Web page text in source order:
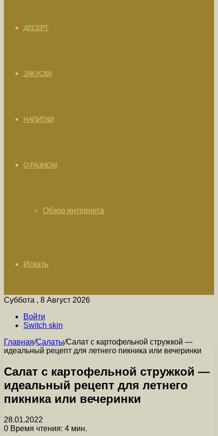
ДЕСЕРТ
ЗАКУСКИ
НАПИТКИ
О РАЗНОМ
Обзор интернета
Искать
Суббота , 8 Август 2026
Войти
Switch skin
Главная/Салаты/Салат с картофельной стружкой —
идеальный рецепт для летнего пикника или вечеринки
Салат с картофельной стружкой —
идеальный рецепт для летнего
пикника или вечеринки
28.01.2022
0 Время чтения: 4 мин.